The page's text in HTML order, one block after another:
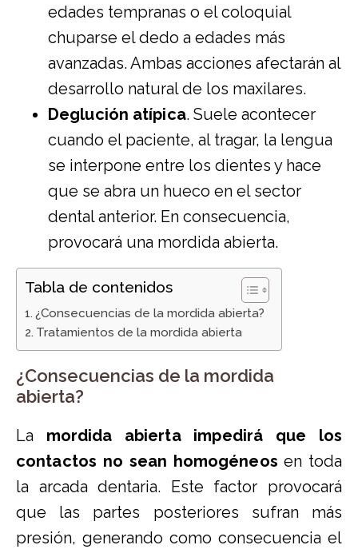
edades tempranas o el coloquial
chuparse el dedo a edades más
avanzadas. Ambas acciones afectarán al
desarrollo natural de los maxilares.
Deglución atípica. Suele acontecer
cuando el paciente, al tragar, la lengua
se interpone entre los dientes y hace
que se abra un hueco en el sector
dental anterior. En consecuencia,
provocará una mordida abierta.
Tabla de contenidos
¿Consecuencias de la mordida abierta?
Tratamientos de la mordida abierta
¿Consecuencias de la mordida
abierta?
La mordida abierta impedirá que los
contactos no sean homogéneos en toda
la arcada dentaria. Este factor provocará
que las partes posteriores sufran más
presión, generando como consecuencia el